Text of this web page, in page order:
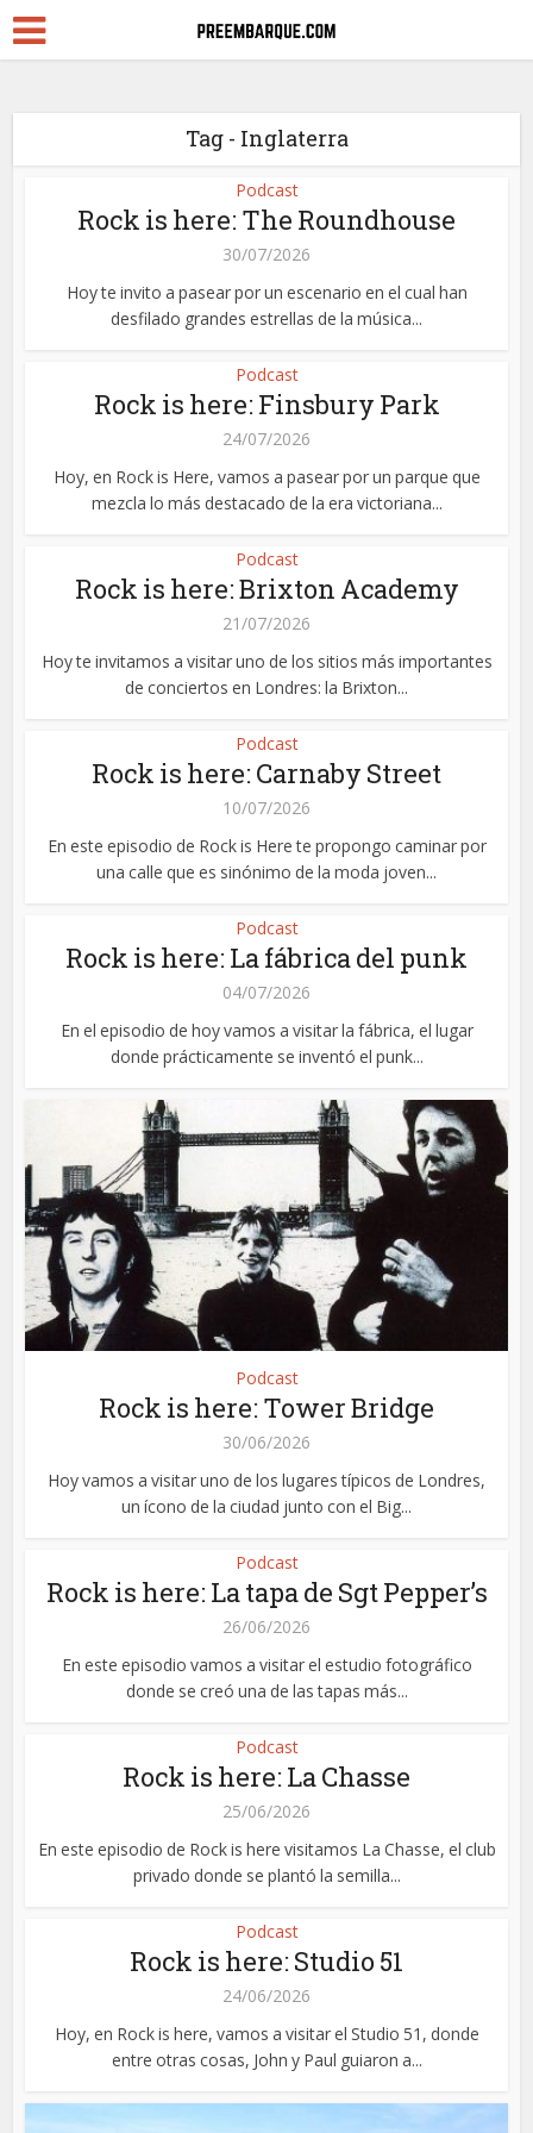
Tag - Inglaterra
Podcast
Rock is here: The Roundhouse
30/07/2026
Hoy te invito a pasear por un escenario en el cual han
desfilado grandes estrellas de la música...
Podcast
Rock is here: Finsbury Park
24/07/2026
Hoy, en Rock is Here, vamos a pasear por un parque que
mezcla lo más destacado de la era victoriana...
Podcast
Rock is here: Brixton Academy
21/07/2026
Hoy te invitamos a visitar uno de los sitios más importantes
de conciertos en Londres: la Brixton...
Podcast
Rock is here: Carnaby Street
10/07/2026
En este episodio de Rock is Here te propongo caminar por
una calle que es sinónimo de la moda joven...
Podcast
Rock is here: La fábrica del punk
04/07/2026
En el episodio de hoy vamos a visitar la fábrica, el lugar
donde prácticamente se inventó el punk...
Podcast
Rock is here: Tower Bridge
30/06/2026
Hoy vamos a visitar uno de los lugares típicos de Londres,
un ícono de la ciudad junto con el Big...
Podcast
Rock is here: La tapa de Sgt Pepper’s
26/06/2026
En este episodio vamos a visitar el estudio fotográfico
donde se creó una de las tapas más...
Podcast
Rock is here: La Chasse
25/06/2026
En este episodio de Rock is here visitamos La Chasse, el club
privado donde se plantó la semilla...
Podcast
Rock is here: Studio 51
24/06/2026
Hoy, en Rock is here, vamos a visitar el Studio 51, donde
entre otras cosas, John y Paul guiaron a...